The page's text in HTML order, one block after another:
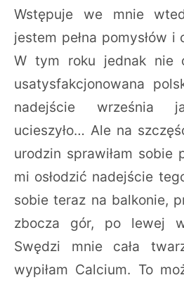
Wstępuje we mnie
jestem pełna pomysłów i
W tym roku jednak nie
usatysfakcjonowana
nadejście września
ucieszyło… Ale na
urodzin sprawiłam sobie
mi osłodzić nadejście
sobie teraz na balkonie,
zbocza gór, po lewej
Swędzi mnie cała
wypiłam Calcium. To